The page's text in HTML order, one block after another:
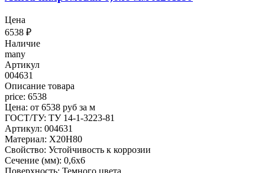
Цена
6538 ₽
Наличие
many
Артикул
004631
Описание товара
price: 6538
Цена: от 6538 руб за м
ГОСТ/ТУ: ТУ 14-1-3223-81
Артикул: 004631
Материал: Х20Н80
Свойство: Устойчивость к коррозии
Сечение (мм): 0,6x6
Поверхность: Темного цвета